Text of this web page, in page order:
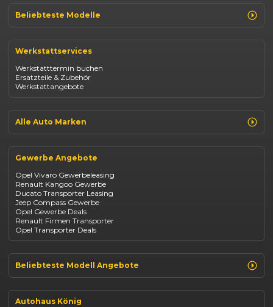
Beliebteste Modelle
Opel Corsa
Fiat 500
Dacia Duster
Dacia Sandero
Jeep Compass
Suzuki Vitara
Suzuki Swift
Mazda CX-30
Werkstattservices
Werkstatttermin buchen
Ersatzteile & Zubehör
Werkstattangebote
Alle Auto Marken
Opel
Fiat
Jeep
Suzuki
BYD
Kia
Mazda
Citroën
Abarth
Fiat Professional
Gewerbe Angebote
Opel Vivaro Gewerbeleasing
Renault Kangoo Gewerbe
Ducato Transporter Leasing
Jeep Compass Gewerbe
Opel Gewerbe Deals
Renault Firmen Transporter
Opel Transporter Deals
Beliebteste Modell Angebote
Renault Arkana Leasing
Renault Captur Leasing
Autohaus König